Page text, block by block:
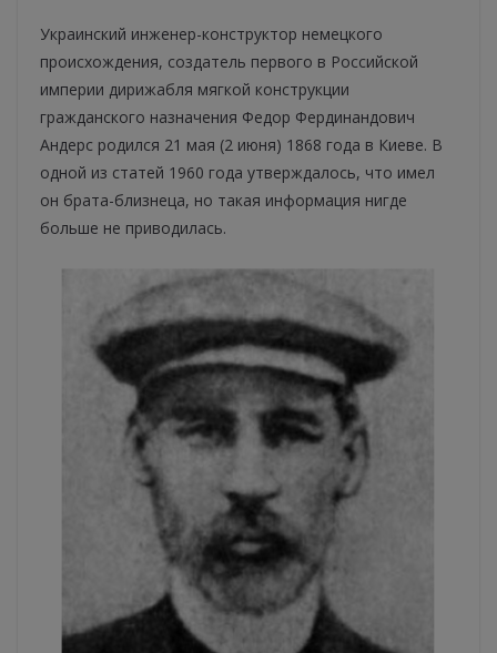
Украинский инженер-конструктор немецкого
происхождения, создатель первого в Российской
империи дирижабля мягкой конструкции
гражданского назначения Федор Фердинандович
Андерс родился 21 мая (2 июня) 1868 года в Киеве. В
одной из статей 1960 года утверждалось, что имел
он брата-близнеца, но такая информация нигде
больше не приводилась.